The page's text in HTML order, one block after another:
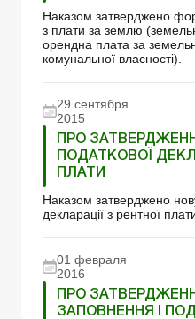
Наказом затверджено
з плати за землю
орендна плата за
комунальної власності).
29 сентября
2015
ПРО
ПОДАТКОВОЇ
ПЛАТИ
Наказом затверджено
декларації з рентної
01 февраля
2016
ПРО
ЗАПОВНЕННЯ І